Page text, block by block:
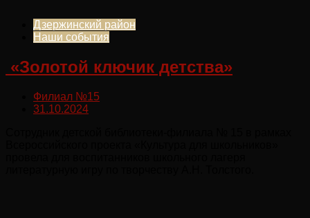
Дзержинский район
Наши события
«Золотой ключик детства»
Филиал №15
31.10.2024